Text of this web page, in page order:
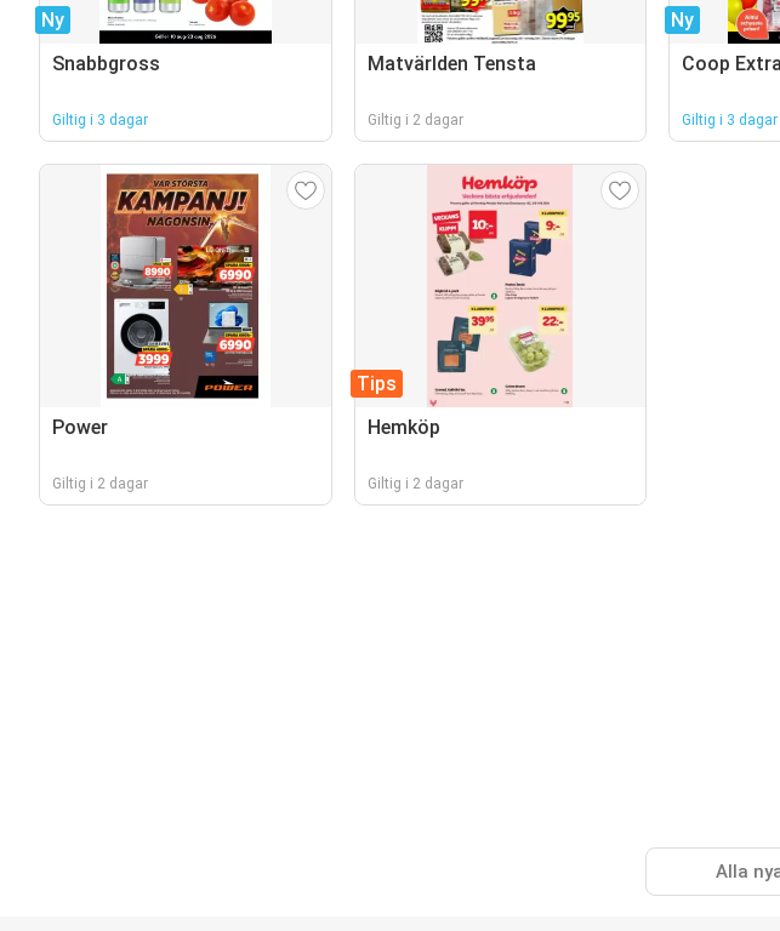
Ny
Snabbgross
Giltig i 3 dagar
Matvärlden Tensta
Giltig i 2 dagar
Ny
Coop Extra
Giltig i 3 dagar
Power
Giltig i 2 dagar
Tips
Hemköp
Giltig i 2 dagar
Alla